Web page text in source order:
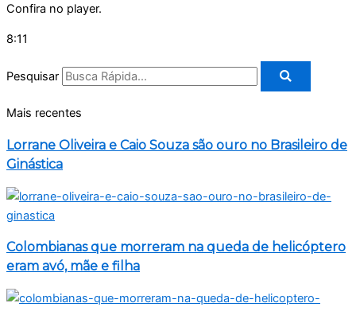
Confira no player.
8:11
Pesquisar
Mais recentes
Lorrane Oliveira e Caio Souza são ouro no Brasileiro de
Ginástica
Colombianas que morreram na queda de helicóptero
eram avó, mãe e filha